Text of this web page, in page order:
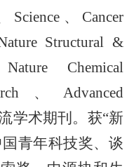
Science 、 Cancer
Structural &
Nature Chemical
、Advanced
学术期刊。获“新
青年科技奖、谈